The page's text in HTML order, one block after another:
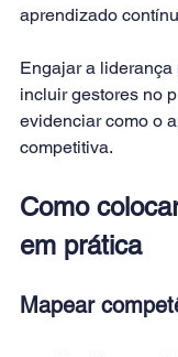
aprendizado
Engajar a liderança
incluir gestores no
evidenciar como o
competitiva.
Como
em prática
Mapear